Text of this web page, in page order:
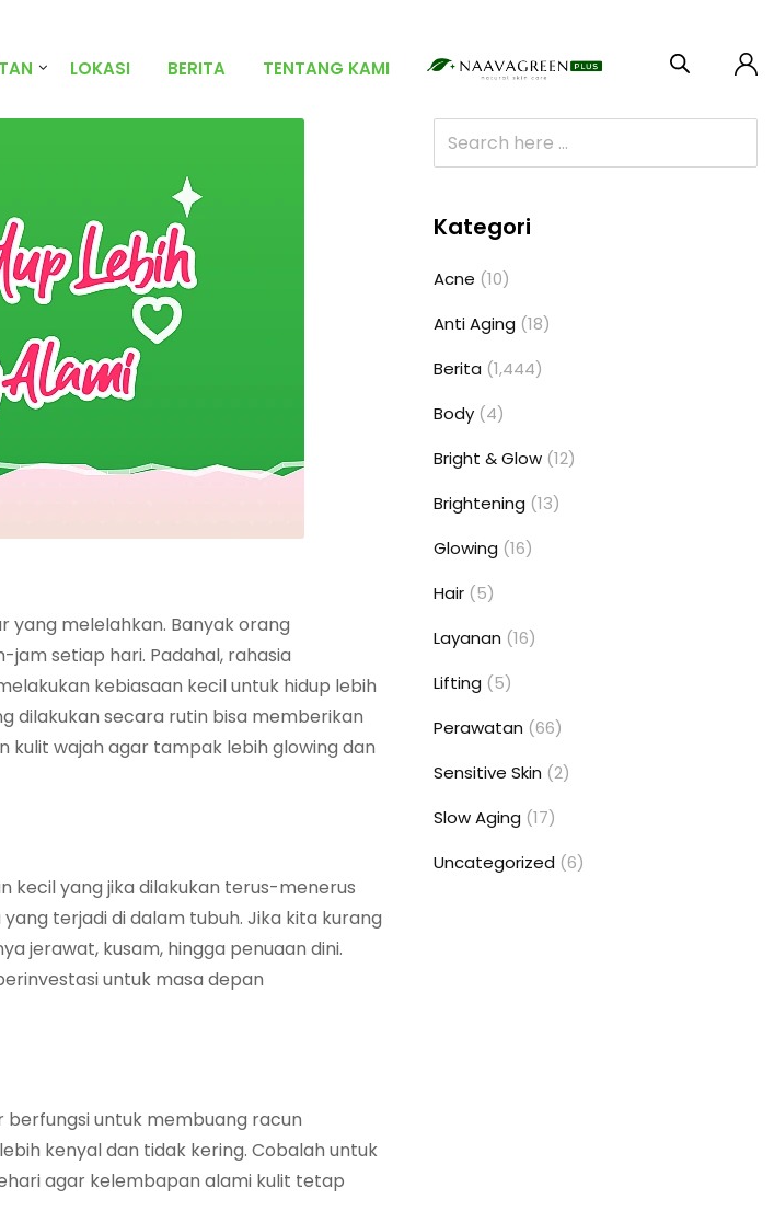
LOKASI BERITA TENTANG KAMI
yang melelahkan. Banyak orang
setiap hari. Padahal, rahasia
kebiasaan kecil untuk hidup lebih
dilakukan secara rutin bisa memberikan
kulit wajah agar tampak lebih glowing dan
kecil yang jika dilakukan terus-menerus
terjadi di dalam tubuh. Jika kita kurang
jerawat, kusam, hingga penuaan dini.
untuk masa depan
berfungsi untuk membuang racun
kenyal dan tidak kering. Cobalah untuk
agar kelembapan alami kulit tetap
Kategori
Acne (10)
Anti Aging (18)
Berita (1,444)
Body (4)
Bright & Glow (12)
Brightening (13)
Glowing (16)
Hair (5)
Layanan (16)
Lifting (5)
Perawatan (66)
Sensitive Skin (2)
Slow Aging (17)
Uncategorized (6)